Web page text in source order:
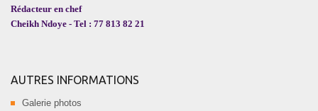
Rédacteur en chef
Cheikh Ndoye - Tel : 77 813 82 21
AUTRES INFORMATIONS
Galerie photos